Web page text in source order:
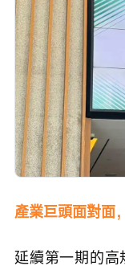
產業巨頭面對面
延續第一期的高